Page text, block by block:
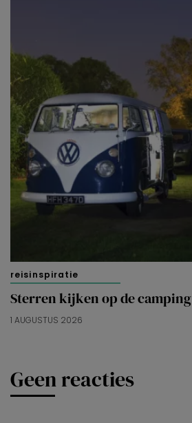
reisinspiratie
Sterren kijken op de camping
1 AUGUSTUS 2026
Geen reacties